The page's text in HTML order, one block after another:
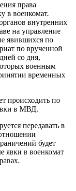
права
в военкомат.
внутренних
на управление
явившихся по
по врученной
со дня,
военным
временных
происходить по
в МВД.
передавать в
будет
явки в военкомат